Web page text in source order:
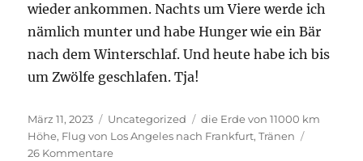
wieder ankommen. Nachts um Viere werde ich
nämlich munter und habe Hunger wie ein Bär
nach dem Winterschlaf. Und heute habe ich bis
um Zwölfe geschlafen. Tja!
Veröffentlicht
am
März 11, 2023 Kategorien
Uncategorized Schlagwörter
die Erde von 11000 km
Höhe, Flug von Los Angeles nach Frankfurt,Tränen
26 Kommentarezu